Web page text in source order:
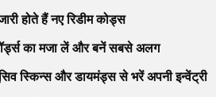
होते हैं नए रिडीम कोड्स
का मजा लें और बनें सबसे अलग
स्किन्स और डायमंड्स से भरें अपनी इन्वेंट्री